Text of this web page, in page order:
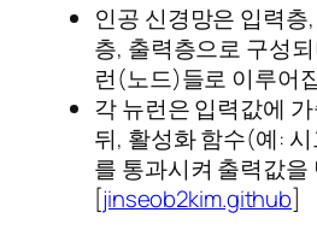
인공 신경망은 입력층
층, 출력층으로 구성
런(노드)들로 이루어
각 뉴런은 입력값에
뒤, 활성화 함수(예:
를 통과시켜 출력값을
[jinseob2kim.github]​